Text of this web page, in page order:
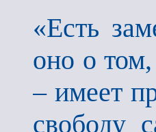
«Есть
оно о
– имеет
свободу